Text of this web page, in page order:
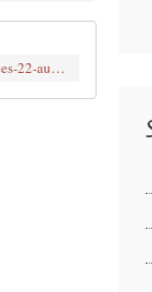
http://www.clodelle45autrement.fr/2015/10/rencontres-artistiques-de-musiques-improvisees-22-au-25-octobre-scene-nationale-d-orleans-programme-et-tarifs.html#ob